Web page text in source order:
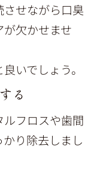
せながら口臭
欠かせませ
いでしょう。
る
フロスや歯間
り除去しまし